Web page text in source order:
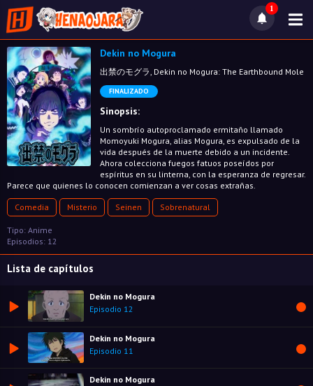
1
Dekin no Mogura
出禁のモグラ, Dekin no Mogura: The Earthbound Mole
FINALIZADO
Sinopsis:
Un sombrío autoproclamado ermitaño llamado
Momoyuki Mogura, alias Mogura, es expulsado de la
vida después de la muerte debido a un incidente.
Ahora colecciona fuegos fatuos poseídos por
espíritus en su linterna, con la esperanza de regresar.
Parece que quienes lo conocen comienzan a ver cosas extrañas.
Comedia Misterio Seinen Sobrenatural
Tipo: Anime
Episodios: 12
Lista de capítulos
Dekin no Mogura
Episodio 12
Dekin no Mogura
Episodio 11
Dekin no Mogura